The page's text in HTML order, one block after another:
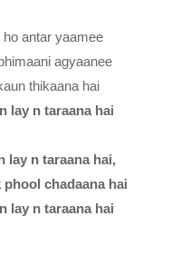
antar yaamee
agyaanee
thikaana hai
lay n taraana hai
lay n taraana hai,
chadaana hai
lay n taraana hai